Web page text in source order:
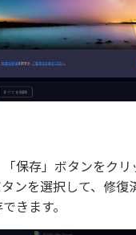
保存」ボタンをクリ
タンを選択して、修
きます。